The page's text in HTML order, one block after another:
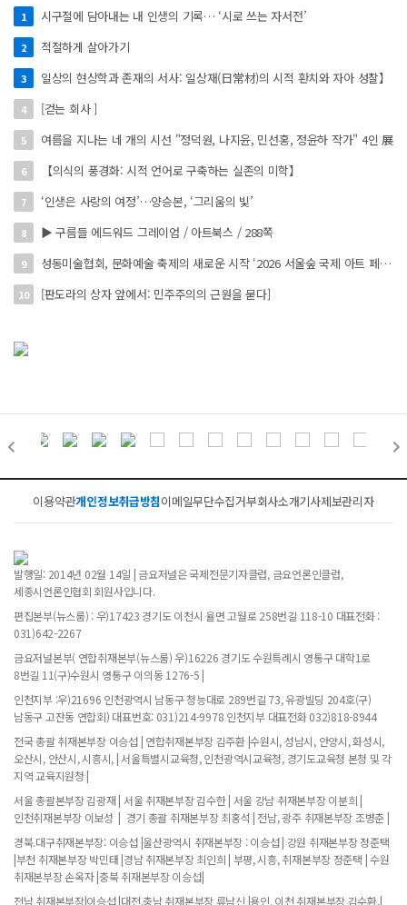
1 시구절에 담아내는 내 인생의 기록… ‘시로 쓰는 자서전’
2 적절하게 살아가기
3 일상의 현상학과 존재의 서사: 일상재(日常材)의 시적 환치와 자아 성찰】
4 [걷는 회사 ]
5 여름을 지나는 네 개의 시선 "정덕원, 나지윤, 민선홍, 정윤하 작가" 4인 展
6 【의식의 풍경화: 시적 언어로 구축하는 실존의 미학】
7 ‘인생은 사랑의 여정’…양승본, ‘그리움의 빛’
8 ▶ 구름들 에드워드 그레이엄 / 아트북스 / 288쪽
9 성동미술협회, 문화예술 축제의 새로운 시작 ‘2026 서울숲 국제 아트 페스타’ 개최
10 [판도라의 상자 앞에서: 민주주의의 근원을 묻다]
이용약관개인정보취급방침이메일무단수집거부회사소개기사제보관리자
발행일: 2014년 02월 14일 | 금요저널은 국제전문기자클럽, 금요언론인클럽,
세종시언론인협회 회원사입니다.
편집본부(뉴스룸) : 우)17423 경기도 이천시 율면 고월로 258번길 118-10 대표전화 :
031)642-2267
금요저널본부( 연합취재본부(뉴스룸) 우)16226 경기도 수원특례시 영통구 대학1로
8번길 11(구)수원시 영통구 이의동 1276-5 |
인천지부 :우)21696 인천광역시 남동구 청능대로 289번길 73, 유광빌딩 204호(구)
남동구 고잔동 연합회) 대표번호: 031)214-9978 인천지부 대표전화 032)818-8944
전국 총괄 취재본부장 이승섭 | 연합취재본부장 김주환 |수원시, 성남시, 안양시, 화성시,
오산시, 안산시, 시흥시, | 서울특별시교육청, 인천광역시교육청, 경기도교육청 본청 및 각
지역 교육지원청 |
서울 총괄본부장 김광재 | 서울 취재본부장 김수한 | 서울 강남 취재본부장 이분희 |
인천취재본부장 이보성 | 경기 총괄 취재본부장 최홍석 | 전남, 광주 취재본부장 조병춘 |
경북.대구취재본부장: 이승섭 |울산광역시 취재본부장 : 이승섭 | 강원 취재본부장 정준택
|부천 취재본부장 박민태 |경남 취재본부장 최인희 | 부평, 시흥, 취재본부장 정준택 | 수원
취재본부장 손옥자 |충북 취재본부장 이승섭|
전남 취재본부장|이승섭 |대전,충남 취재본부장 류남신 |용인, 이천 취재본부장 김수환,|